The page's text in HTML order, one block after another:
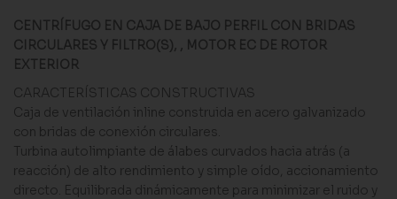
CENTRÍFUGO EN CAJA DE BAJO PERFIL CON BRIDAS
CIRCULARES Y FILTRO(S), , MOTOR EC DE ROTOR
EXTERIOR
CARACTERÍSTICAS CONSTRUCTIVAS
Caja de ventilación inline construida en acero galvanizado
con bridas de conexión circulares.
Turbina autolimpiante de álabes curvados hacia atrás (a
reacción) de alto rendimiento y simple oído, accionamiento
directo. Equilibrada dinámicamente para minimizar el ruido y